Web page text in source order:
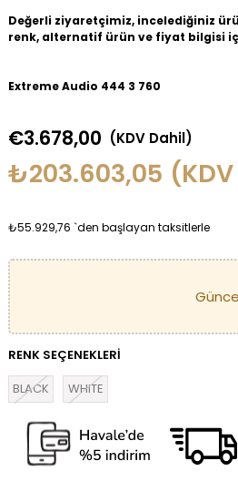
Değerli ziyaretçimiz, incelediğiniz
renk, alternatif ürün ve fiyat bilgisi
Extreme Audio 444 3 760
€3.678,00 (KDV Dahil)
₺203.603,05
₺55.929,76 `den başlayan taksitlerle
RENK SEÇENEKLERİ
BLACK
WHITE